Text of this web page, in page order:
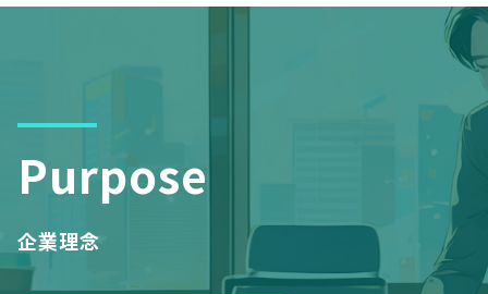
Purpose
企業理念